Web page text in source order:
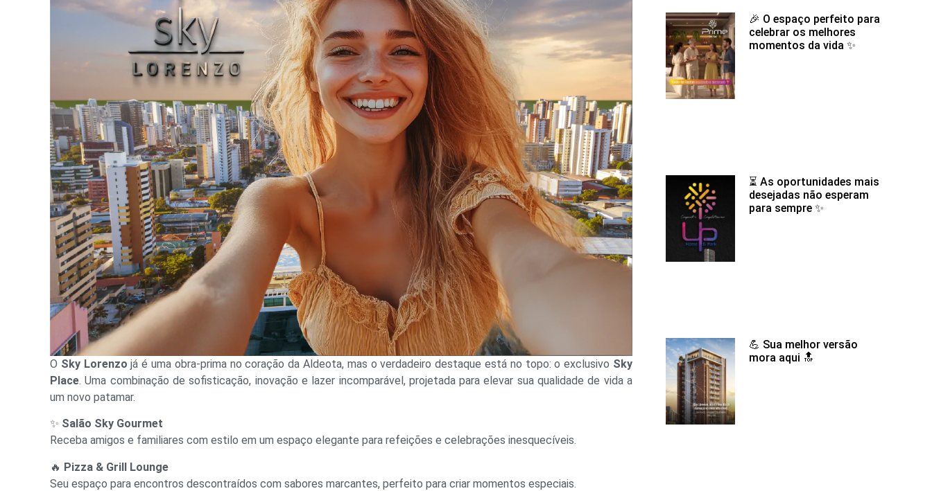
O Sky Lorenzo já é uma obra-prima no coração da Aldeota, mas o verdadeiro destaque está no topo: o exclusivo Sky
Place. Uma combinação de sofisticação, inovação e lazer incomparável, projetada para elevar sua qualidade de vida a
um novo patamar.
✨ Salão Sky Gourmet
Receba amigos e familiares com estilo em um espaço elegante para refeições e celebrações inesquecíveis.
🔥 Pizza & Grill Lounge
Seu espaço para encontros descontraídos com sabores marcantes, perfeito para criar momentos especiais.
🎉 O espaço perfeito para
celebrar os melhores
momentos da vida ✨
⏳ As oportunidades mais
desejadas não esperam
para sempre ✨
💪 Sua melhor versão
mora aqui 🔝